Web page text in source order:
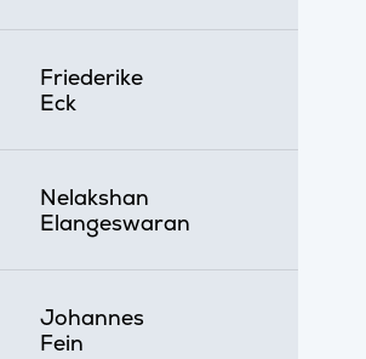
Friederike
Eck
Nelakshan
Elangeswaran
Johannes
Fein